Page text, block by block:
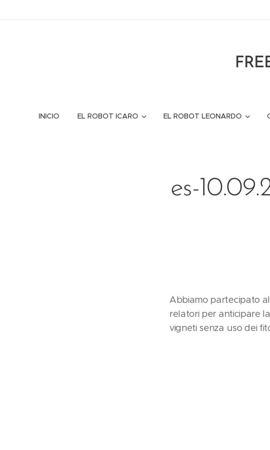
INICIO EL ROBOT ICARO EL ROBOT LEONARDO
es-
Abbiamo partecipato
relatori per anticipare
vigneti senza uso dei